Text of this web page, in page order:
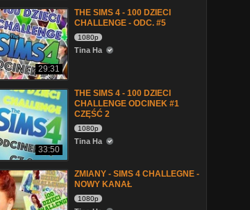
29:31
THE SIMS 4 - 100 DZIECI
CHALLENGE - ODC. #5
1080p
Tina Ha
33:50
THE SIMS 4 - 100 DZIECI
CHALLENGE ODCINEK #1
CZĘŚĆ 2
1080p
Tina Ha
ZMIANY - SIMS 4 CHALLEGNE -
NOWY KANAŁ
1080p